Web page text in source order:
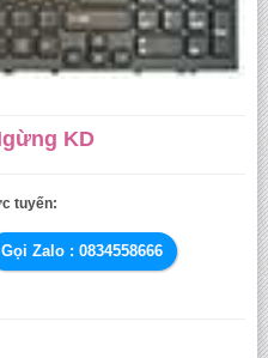
KD
tuyến:
Gọi Zalo : 0834558666